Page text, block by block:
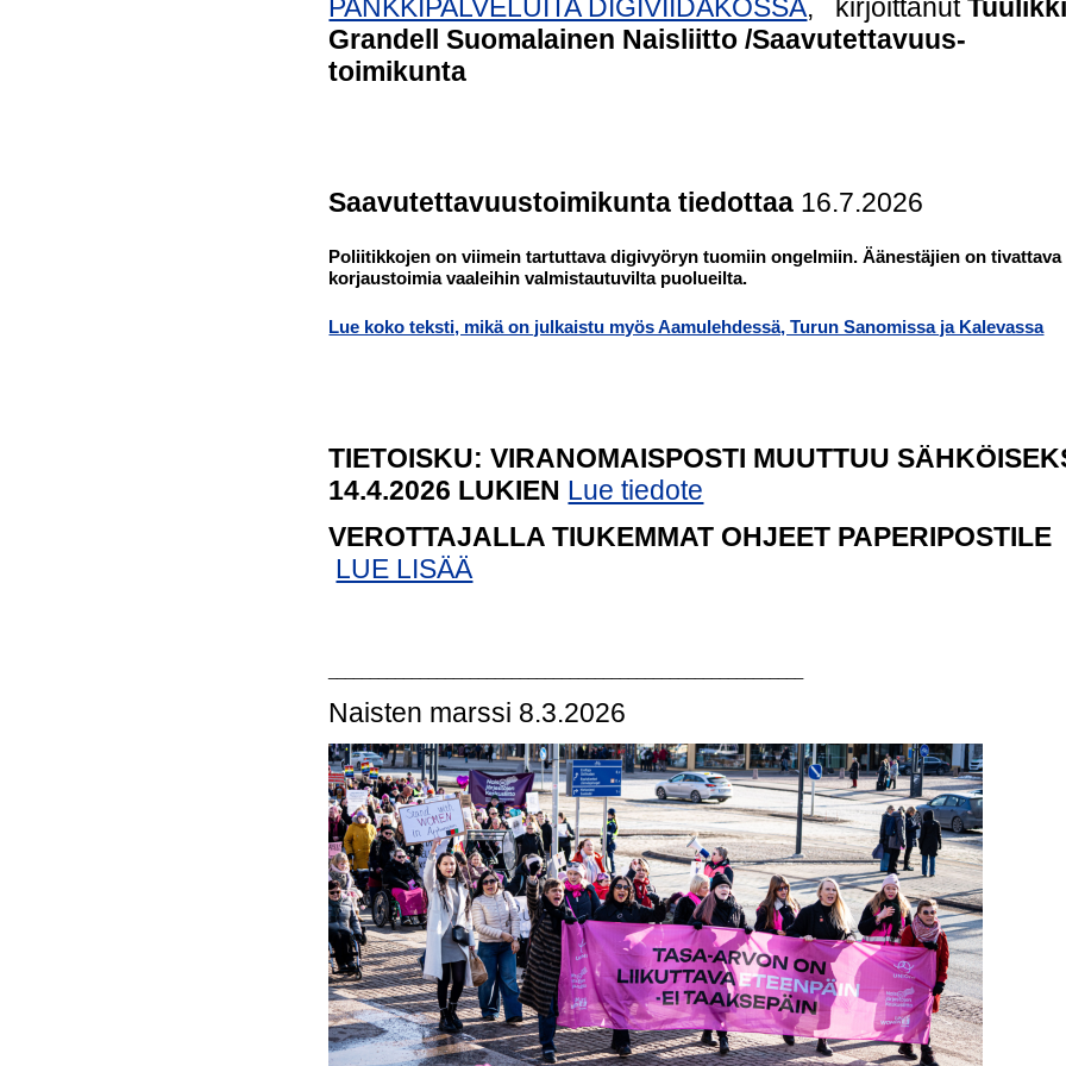
PANKKIPALVELUITA DIGIVIIDAKOSSA, kirjoittanut
GrandellSuomalainen Naisliitto /Saavutettavuus-
toimikunta
Saavutettavuustoimikunta tiedottaa 16.7.2026
Poliitikkojen on viimein tartuttavadigivyöryn tuomiin ongelmiin.Äänestäjien on tivattava
korjaustoimia vaaleihin valmistautuvilta puolueilta.
Lue koko teksti, mikä on julkaistu myös Aamulehdessä, Turun Sanomissa ja Kalevassa
TIETOISKU: VIRANOMAISPOSTI MUUTTUU
14.4.2026 LUKIEN Lue tiedote
VEROTTAJALLA TIUKEMMAT OHJEET PAPERIPOSTILE
LUE LISÄÄ
Naisten marssi 8.3.2026